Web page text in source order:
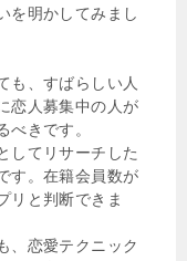
を明かしてみまし
も、すばらしい人
恋人募集中の人が
べきです。
してリサーチした
す。在籍会員数が
リと判断できま
、恋愛テクニック